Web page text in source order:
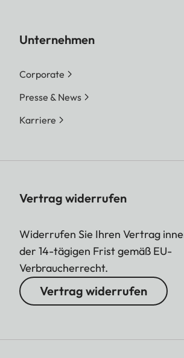
Unternehmen
Corporate
Presse & News
Karriere
Vertrag widerrufen
Widerrufen Sie Ihren Vertrag
der 14-tägigen Frist gemäß EU-
Verbraucherrecht.
Vertrag widerrufen